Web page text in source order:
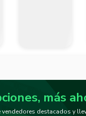
más
vendedores destacados y